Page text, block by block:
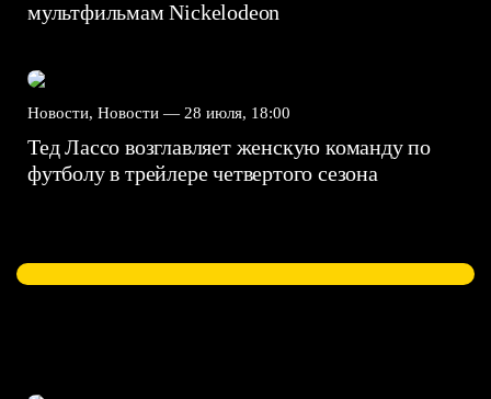
мультфильмам Nickelodeon
Новости, Новости — 28 июля, 18:00
Тед Лассо возглавляет женскую команду по
футболу в трейлере четвертого сезона